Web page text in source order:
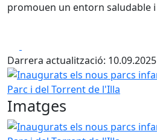
promouen un entorn saludable
Darrera actualització:
Inaugurats els nous parcs
Imatges
Inaugurats els nous parcs